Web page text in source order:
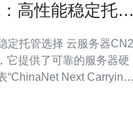
高性能稳定托管
云服务器CN2
它提供了可靠的服务器硬
“ChinaNet Next Carrying
的基础设施和稳定的网